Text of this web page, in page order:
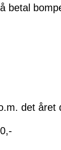
betal
det året